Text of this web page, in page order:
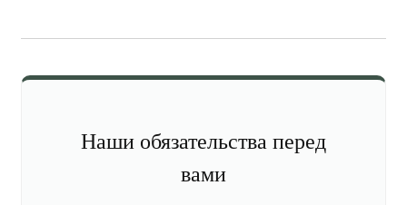
Наши обязательства перед
вами